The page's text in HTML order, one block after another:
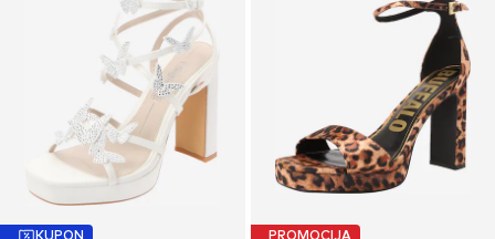
KUPON PROMOCIJA